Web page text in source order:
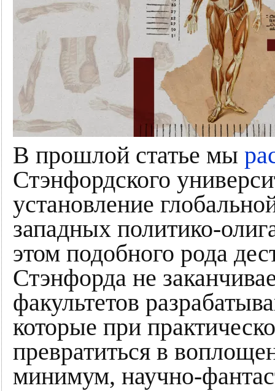
В прошлой статье мы
Стэнфордского
установление
западных политико-
этом подобного рода
Стэнфорда не
факультетов
которые при
превратиться в
минимум, научно-